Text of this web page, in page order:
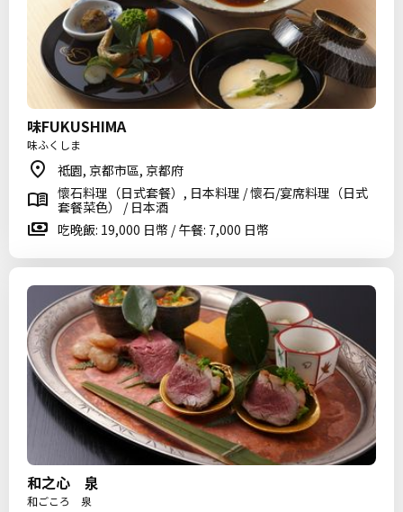
味FUKUSHIMA
味ふくしま
祗園, 京都市區, 京都府
懷石料理（日式套餐）, 日本料理 / 懷石/宴席料理（日式
套餐菜色） / 日本酒
吃晚飯: 19,000 日幣 / 午餐: 7,000 日幣
和之心 泉
和ごころ 泉